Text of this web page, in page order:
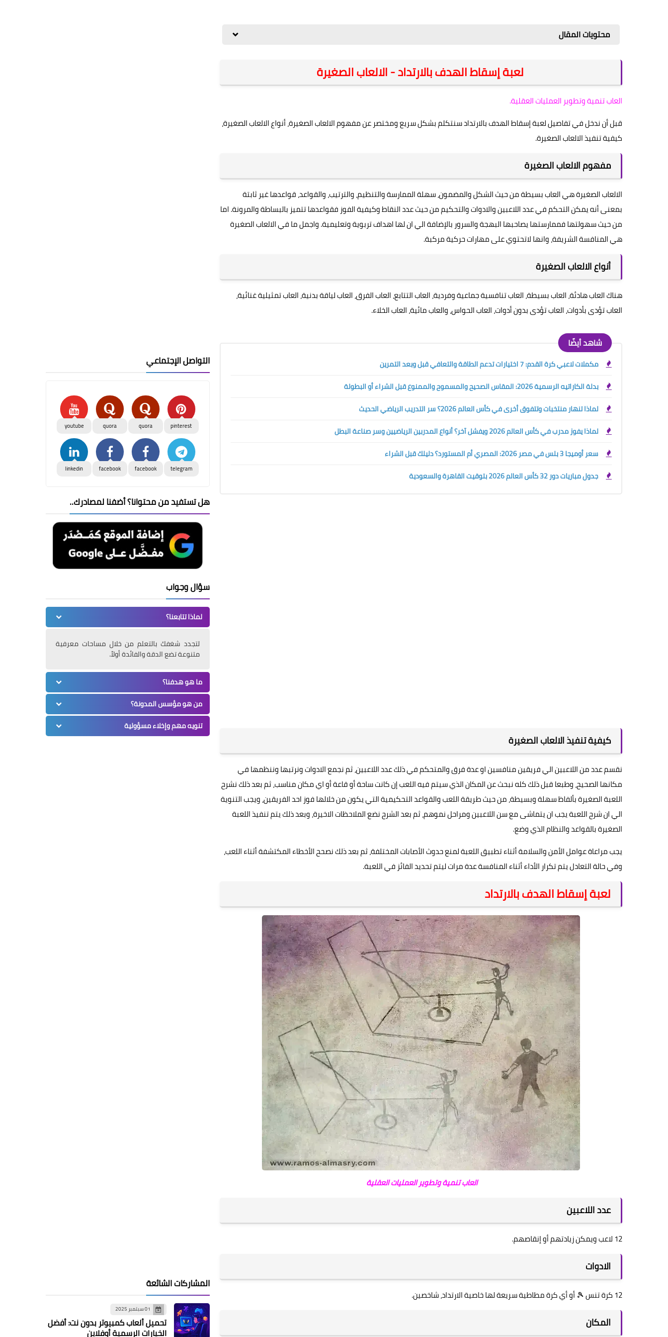
محتويات المقال
لعبة إسقاط الهدف بالارتداد - الالعاب الصغيرة
العاب تنمية وتطوير العمليات العقلية.
قبل أن ندخل في تفاصيل لعبة إسقاط الهدف بالارتداد سنتكلم بشكل سريع ومختصر عن مفهوم الالعاب الصغيرة، أنواع الالعاب الصغيرة،
كيفية تنفيذ الالعاب الصغيرة.
مفهوم الالعاب الصغيرة
الالعاب الصغيرة هي العاب بسيطة من حيث الشكل والمضمون، سهلة الممارسة والتنظيم، والترتيب، والقواعد، قواعدها غير ثابتة
بمعنى أنه يمكن التحكم في عدد اللاعبين والادوات والتحكيم من حيث عدد النقاط وكيفية الفوز فقواعدها تتميز بالبساطة والمرونة. اما
من حيث سهولتها فممارستها يصاحبها البهجة والسرور بالإضافة الي ان لها اهداف تربوية وتعليمية. واجمل ما في الالعاب الصغيرة
هي المنافسة الشريفة، وانها لاتحتوي على مهارات حركية مركبة.
أنواع الالعاب الصغيرة
هناك العاب هادئة، العاب بسيطة، العاب تنافسية جماعية وفردية، العاب التتابع، العاب الفرق، العاب لياقة بدنية، العاب تمثيلية غنائية،
العاب تؤدى بأدوات، العاب تؤدى بدون أدوات، العاب الحواس، والعاب مائية، العاب الخلاء.
شاهد أيضًا
مكملات لاعبي كرة القدم: 7 اختيارات تدعم الطاقة والتعافي قبل وبعد التمرين
بدلة الكاراتيه الرسمية 2026: المقاس الصحيح والمسموح والممنوع قبل الشراء أو البطولة
لماذا تنهار منتخبات وتتفوق أخرى في كأس العالم 2026؟ سر التدريب الرياضي الحديث
لماذا يفوز مدرب في كأس العالم 2026 ويفشل آخر؟ أنواع المدربين الرياضيين وسر صناعة البطل
سعر أوميجا 3 بلس في مصر 2026: المصري أم المستورد؟ دليلك قبل الشراء
جدول مباريات دور 32 كأس العالم 2026 بتوقيت القاهرة والسعودية
كيفية تنفيذ الالعاب الصغيرة
نقسم عدد من اللاعبين الي فريقين منافسين او عدة فرق والمتحكم في ذلك عدد اللاعبين، ثم نجمع الادوات ونرتبها وننظمها في
مكانها الصحيح، وطبعا قبل ذلك كله نبحث عن المكان الذي سيتم فيه اللعب إن كانت ساحة أو قاعة أو اي مكان مناسب، ثم بعد ذلك نشرح
اللعبة الصغيرة بألفاظ سهلة وبسيطة، من حيث طريقة اللعب والقواعد التحكيمية التي يكون من خلالها فوز احد الفريقين، ويجب التنوية
الي ان شرح اللعبة يجب ان يتماشى مع سن اللاعبين ومراحل نموهم، ثم بعد الشرح نضع الملاحظات الاخيرة، وبعد ذلك يتم تنفيذ اللعبة
الصغيرة بالقواعد والنظام الذي وضع.
يجب مراعاة عوامل الأمن والسلامة أثناء تطبيق اللعبة لمنع حدوث الأصابات المختلفة، ثم بعد ذلك نصحح الأخطاء المكتشفة أثناء اللعب،
وفي حالة التعادل يتم تكرار الأداء أثناء المنافسة عدة مرات ليتم تحديد الفائز في اللعبة.
لعبة إسقاط الهدف بالارتداد
العاب تنمية وتطوير العمليات العقلية
عدد اللاعبين
12 لاعب ويمكن زيادتهم أو إنقاصهم.
الادوات
12 كرة تنس 🎾 أو أي كرة مطاطية سريعة لها خاصية الارتداد، شاخصين.
المكان
التواصل الإجتماعي
pinterest
quora
quora
youtube
telegram
facebook
facebook
linkedin
هل تستفيد من محتوانا؟ أضفنا لمصادرك..
سؤال وجواب
لماذا تتابعنا؟
لتجدد شغفك بالتعلم من خلال مساحات معرفية
متنوعة تضع الدقة والفائدة أولاً.
ما هو هدفنا؟
من هو مؤسس المدونة؟
تنويه مهم وإخلاء مسؤولية
المشاركات الشائعة
01 سبتمبر 2025
تحميل ألعاب كمبيوتر بدون نت: أفضل
الخيارات الرسمية أوفلاين